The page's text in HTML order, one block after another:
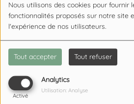
Nous utilisons des cookies pour fournir
fonctionnalités proposés sur notre site
l'expérience de nos utilisateurs.
Tout accepter Tout refuser
Analytics
Activé
Utilisation: Analyse